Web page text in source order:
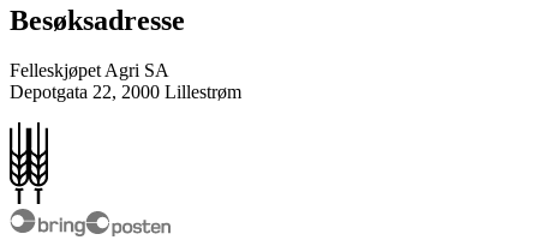
Besøksadresse
Felleskjøpet Agri SA
Depotgata 22, 2000 Lillestrøm